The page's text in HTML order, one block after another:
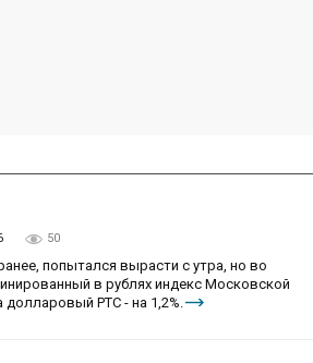
50
попытался вырасти с утра, но во
в рублях индекс Московской
долларовый РТС - на 1,2%.